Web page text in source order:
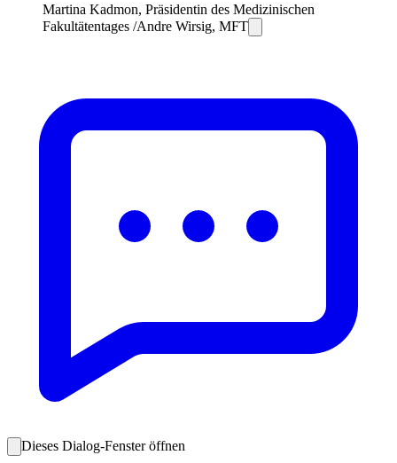
Martina Kadmon, Präsidentin des Medizinischen
Fakultätentages /Andre Wirsig, MFT
Dieses Dialog-Fenster öffnen